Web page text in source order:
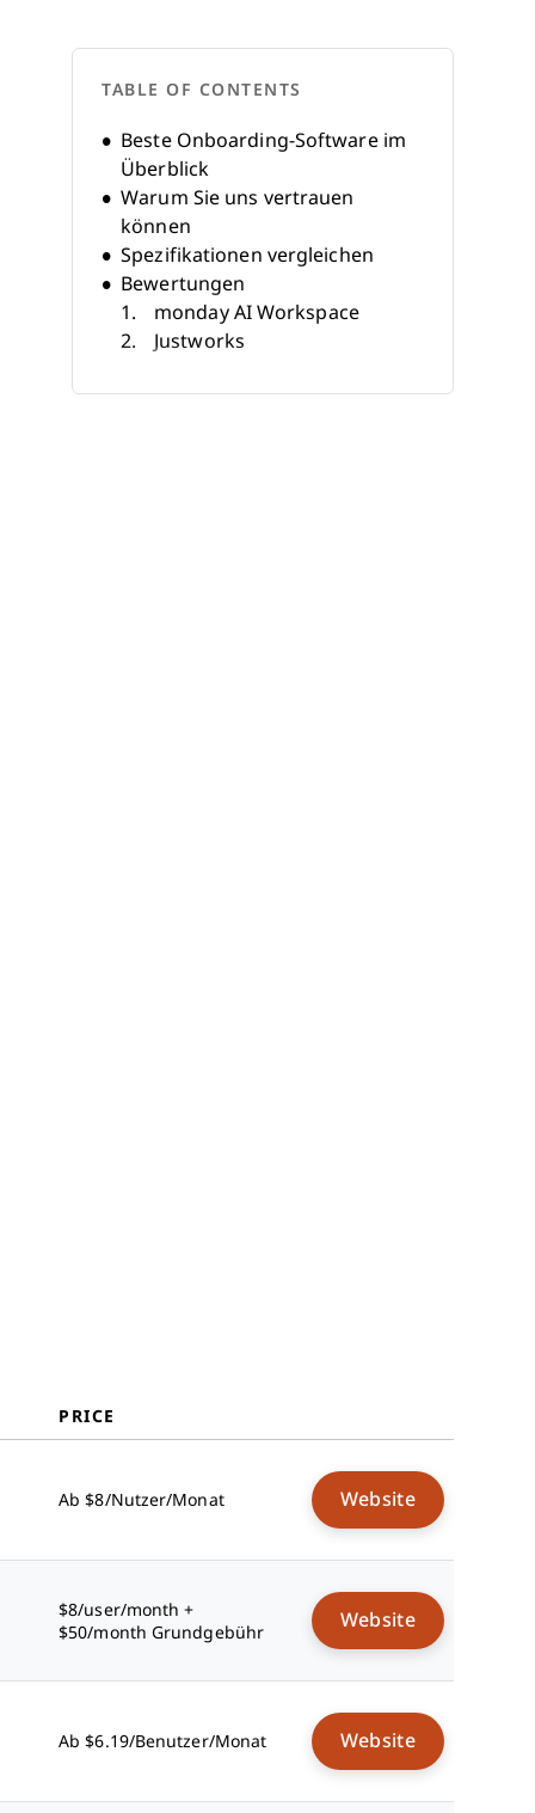
PRICE
Ab $8/Nutzer/Monat Website
$8/user/month +
$50/month Grundgebühr
Website
Ab $6.19/Benutzer/Monat Website
TABLE OF CONTENTS
Beste Onboarding-Software im
Überblick
Warum Sie uns vertrauen
können
Spezifikationen vergleichen
Bewertungen
monday AI Workspace
Justworks
Greenhouse